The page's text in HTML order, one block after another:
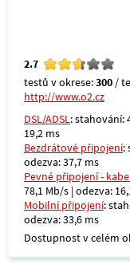
2.7
testů v okrese:300 /
http://www.o2.cz
DSL/ADSL: stahování:
19,2 ms
Bezdrátové připojení:
odezva: 37,7 ms
Pevné připojení -
78,1 Mb/s | odezva:
Mobilní připojení:
odezva: 33,6 ms
Dostupnost v celém